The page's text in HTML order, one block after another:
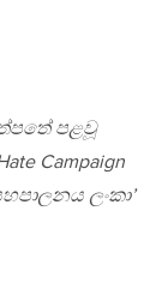
පළවූ
Campaign
ලංකා’